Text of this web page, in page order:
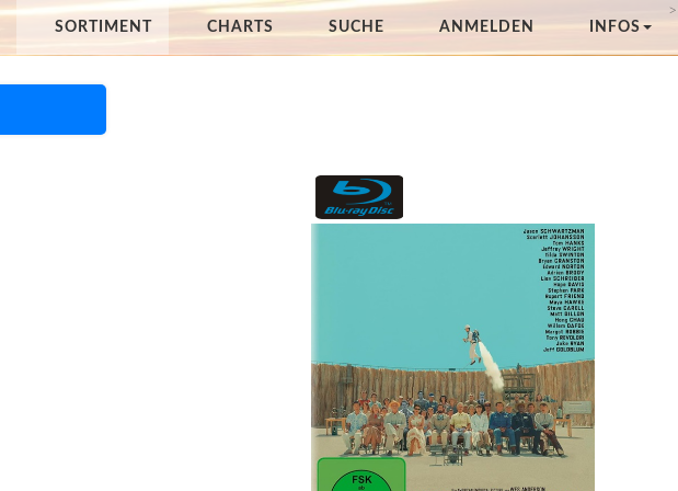
SORTIMENT CHARTS
>
SUCHE
ANMELDEN INFOS